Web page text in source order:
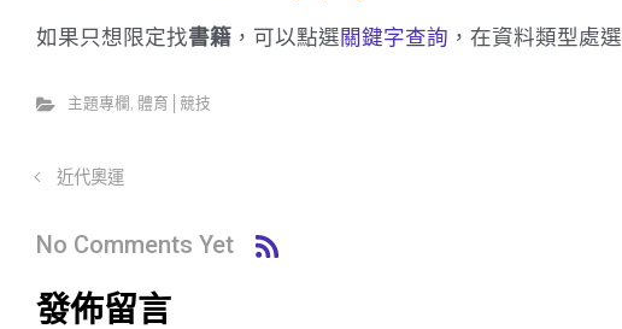
如果只想限定找書籍 ，可以點選關鍵字查詢 ，在資料類型處選
主題專欄 , 體育│競技
近代奧運
No Comments Yet
發佈留言